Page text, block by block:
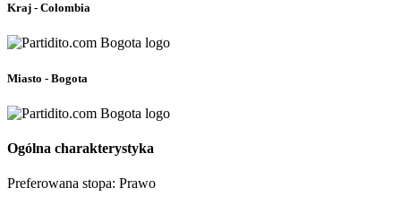
Kraj - Colombia
Miasto - Bogota
Ogólna charakterystyka
Preferowana stopa: Prawo